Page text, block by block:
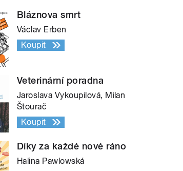
Bláznova smrt
Václav Erben
Koupit
Veterinární poradna
Jaroslava Vykoupilová, Milan
Štourač
Koupit
Díky za každé nové ráno
Halina Pawlowská